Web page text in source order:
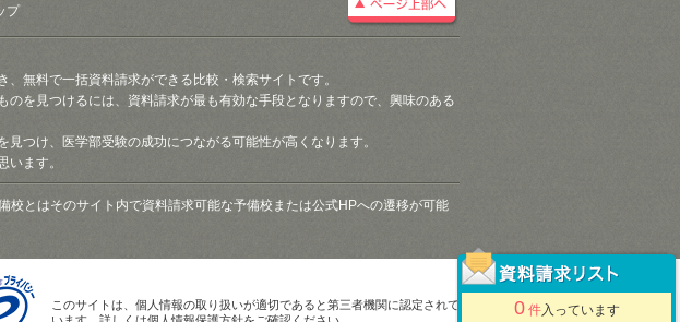
0 件入っています
プ
無料で一括資料請求ができる比較・検索サイトです。
を見つけるには、資料請求が最も有効な手段となりますので、興味のある
つけ、医学部受験の成功につながる可能性が高くなります。
ます。
とはそのサイト内で資料請求可能な予備校または公式HPへの遷移が可能
このサイトは、個人情報の取り扱いが適切であると第三者機関に認定されて
います。詳しくは個人情報保護方針をご確認ください。